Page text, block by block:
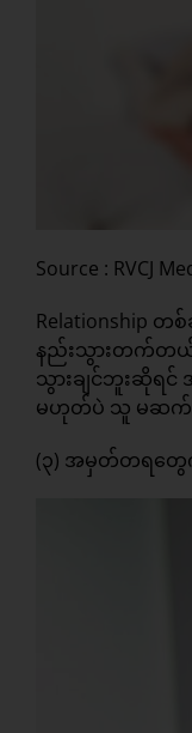
Source : RVCJ
Relationship
နည်းသွားတက်တ
သွားချင်ဘူးဆိုရ
မဟုတ်ပဲ သူ မဆက်
(၃) အမှတ်တရတွေ